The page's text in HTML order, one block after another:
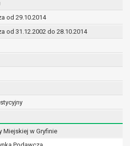
od 29.10.2014
od 31.12.2002 do 28.10.2014
Miejskiej w Gryfinie
lub w ramach
władzy publicznej
administratorowi;
przypadkach dane osobowe
są wyłącznie na podstawie
zgody w zakresie i celu
w treści zgody.
danych w celu
3, dane osobowe mogą być
upoważnionym odbiorcom lub
danych osobowych.
być:
przetwarzają dane